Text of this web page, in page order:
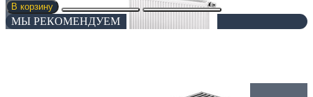
В корзину
МЫ РЕКОМЕНДУЕМ